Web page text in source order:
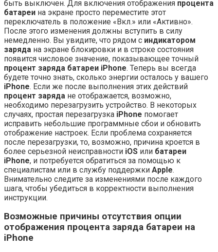
быть выключен. Для включения отображения процента
батареи на экране просто переместите этот
переключатель в положение «Вкл.» или «Активно».
После этого изменения должны вступить в силу
немедленно. Вы увидите, что рядом с индикатором
заряда на экране блокировки и в строке состояния
появится числовое значение, показывающее точный
процент заряда батареи iPhone. Теперь вы всегда
будете точно знать, сколько энергии осталось у вашего
iPhone. Если же после выполнения этих действий
процент заряда не отображается, возможно,
необходимо перезагрузить устройство. В некоторых
случаях, простая перезагрузка iPhone помогает
исправить небольшие программные сбои и обновить
отображение настроек. Если проблема сохраняется
после перезагрузки, то, возможно, причина кроется в
более серьезной неисправности iOS или батареи
iPhone, и потребуется обратиться за помощью к
специалистам или в службу поддержки Apple.
Внимательно следите за изменениями после каждого
шага, чтобы убедиться в корректности выполнения
инструкции.
Возможные причины отсутствия опции
отображения процента заряда батареи на
iPhone